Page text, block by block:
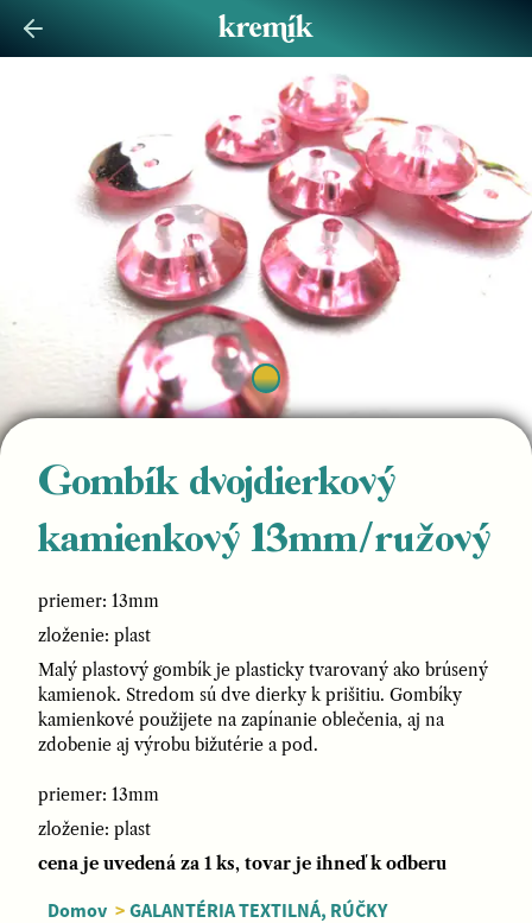
Gombík dvojdierkový
kamienkový 13mm/ružový
priemer: 13mm
zloženie: plast
Malý plastový gombík je plasticky tvarovaný ako brúsený
kamienok. Stredom sú dve dierky k prišitiu. Gombíky
kamienkové použijete na zapínanie oblečenia, aj na
zdobenie aj výrobu bižutérie a pod.
priemer: 13mm
zloženie: plast
cena je uvedená za 1 ks, tovar je ihneď k odberu
Domov > GALANTÉRIA TEXTILNÁ, RÚČKY